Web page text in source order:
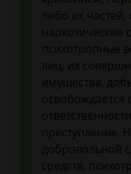
либо их
наркотические
психотропные
лиц, их
имущества,
освобождается
преступление.
добровольной
средств,